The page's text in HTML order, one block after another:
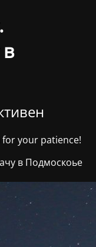
for your patience!
в Подмоскоье